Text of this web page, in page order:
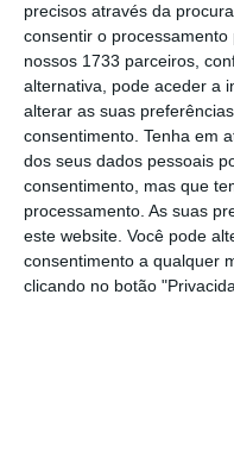
precisos através da
consentir o
nossos 1733 parceiros,
alternativa, pode aceder a
alterar as suas
consentimento. Tenha em
dos seus dados pessoais
consentimento, mas que
processamento. As suas
este website. Você pode
consentimento a qualquer
clicando no botão
Diversificar é imperativo
10 Fevereiro 2026